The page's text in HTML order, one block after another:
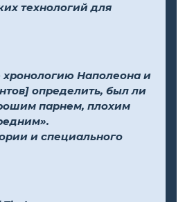
технологий для
хронологию Наполеона и
определить, был ли
парнем, плохим
и специального